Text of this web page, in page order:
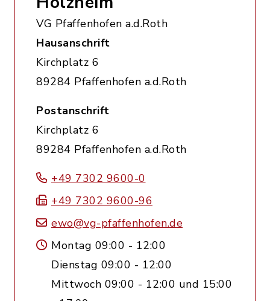
VG Pfaffenhofen a.d.Roth
Hausanschrift
Kirchplatz 6
89284 Pfaffenhofen a.d.Roth
Postanschrift
Kirchplatz 6
89284 Pfaffenhofen a.d.Roth
+49 7302 9600-0
+49 7302 9600-96
ewo@vg-pfaffenhofen.de
Montag 09:00 - 12:00
Dienstag 09:00 - 12:00
Mittwoch 09:00 - 12:00 und 15:00